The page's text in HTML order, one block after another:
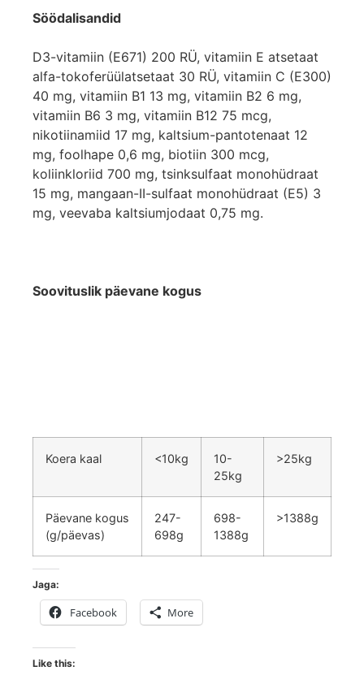
Söödalisandid
D3-vitamiin (E671) 200 RÜ, vitamiin E atsetaat
alfa-tokoferüülatsetaat 30 RÜ, vitamiin C (E300)
40 mg, vitamiin B1 13 mg, vitamiin B2 6 mg,
vitamiin B6 3 mg, vitamiin B12 75 mcg,
nikotiinamiid 17 mg, kaltsium-pantotenaat 12
mg, foolhape 0,6 mg, biotiin 300 mcg,
koliinkloriid 700 mg, tsinksulfaat monohüdraat
15 mg, mangaan-II-sulfaat monohüdraat (E5) 3
mg, veevaba kaltsiumjodaat 0,75 mg.
Soovituslik päevane kogus
Koera kaal <10kg
10-
25kg
>25kg
Päevane kogus
(g/päevas)
247-
698g
698-
1388g
>1388g
Jaga:
Facebook More
Like this: